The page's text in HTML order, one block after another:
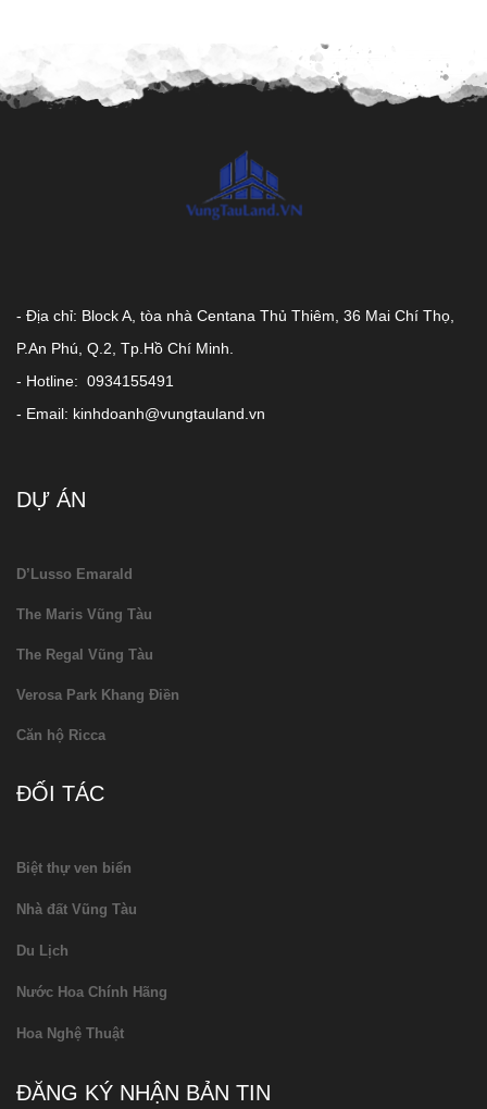
- Địa chỉ: Block A, tòa nhà Centana Thủ Thiêm, 36 Mai Chí Thọ,
P.An Phú, Q.2, Tp.Hồ Chí Minh.
- Hotline: 0934155491
- Email: kinhdoanh@vungtauland.vn
DỰ ÁN
D’Lusso Emarald
The Maris Vũng Tàu
The Regal Vũng Tàu
Verosa Park Khang Điền
Căn hộ Ricca
ĐỐI TÁC
Biệt thự ven biển
Nhà đất Vũng Tàu
Du Lịch
Nước Hoa Chính Hãng
Hoa Nghệ Thuật
ĐĂNG KÝ NHẬN BẢN TIN